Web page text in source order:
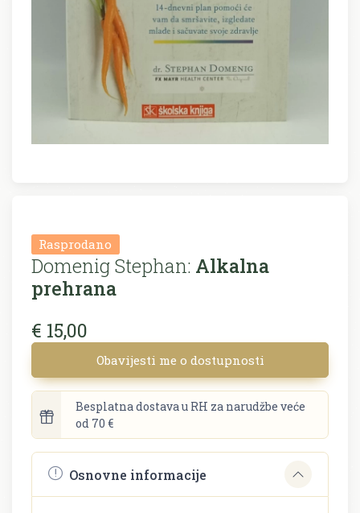
Rasprodano
Domenig Stephan: Alkalna
prehrana
€ 15,00
Obavijesti me o dostupnosti
Besplatna dostava u RH za narudžbe veće
od 70 €
Osnovne informacije